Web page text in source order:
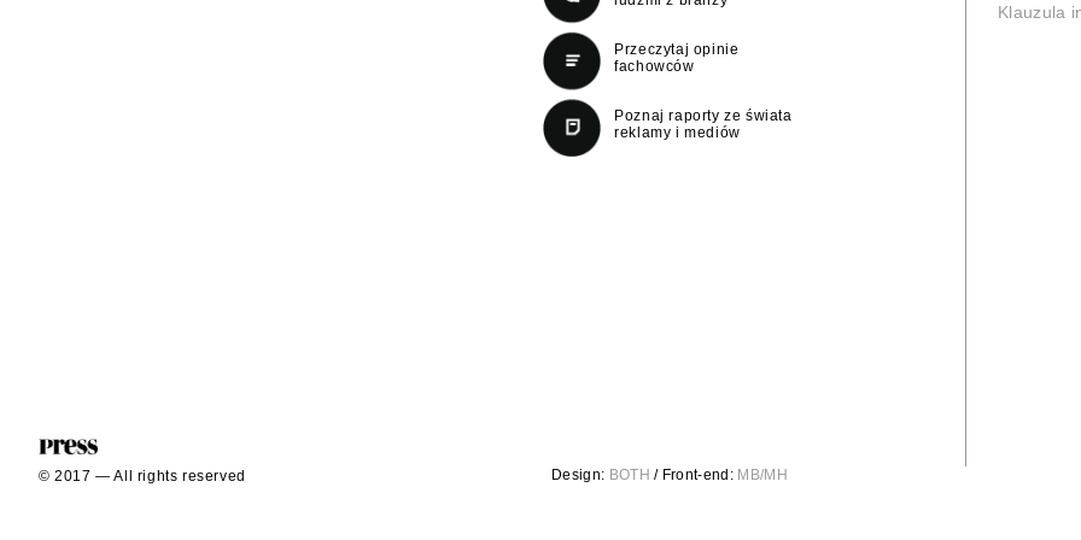
Przeczytaj opinie
fachowców
Poznaj raporty ze świata
reklamy i mediów
Klauzula
Design: BOTH / Front-end: MB/MH
© 2017 — All rights reserved